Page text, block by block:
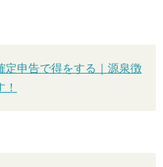
定申告で得をする｜源泉徴